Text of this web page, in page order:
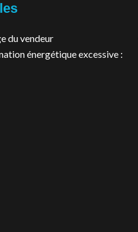
du vendeur
énergétique excessive :